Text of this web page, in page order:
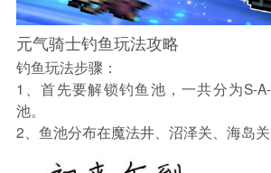
元气骑士钓鱼玩法攻略
钓鱼玩法步骤：
1、首先要解锁钓鱼池，一共分为S-
池。
2、鱼池分布在魔法井、沼泽关、海岛关